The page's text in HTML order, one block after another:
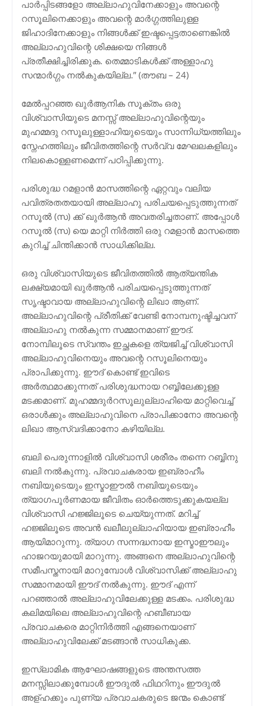
പാര്‍പ്പിടങ്ങളോ അല്ലാഹുവിനേക്കാളും അവന്റെ
റസൂലിനെക്കാളും അവന്റെ മാര്‍ഗ്ഗത്തിലുള്ള
ജിഹാദിനേക്കാളും നിങ്ങള്‍ക്ക് ഇഷ്ടപ്പെട്ടതാണെങ്കില്‍
അല്ലാഹുവിന്റെ ശിക്ഷയെ നിങ്ങള്‍
പ്രതീക്ഷിച്ചിരിക്കുക. തെമ്മാടികള്‍ക്ക് അള്ളാഹു
സന്മാര്‍ഗ്ഗം നല്‍കുകയില്ല.” (തൗബ – 24)
മേല്‍പ്പറഞ്ഞ ഖുര്‍ആനിക സൂക്തം ഒരു
വിശ്വാസിയുടെ മനസ്സ് അല്ലാഹുവിന്റെയും
മുഹമ്മദു റസൂലുള്ളാഹിയുടെയും സാന്നിധ്യത്തിലും
സ്നേഹത്തിലും ജീവിതത്തിന്റെ സര്‍വ്വ മേഘലകളിലും
നിലകൊള്ളണമെന്ന് പഠിപ്പിക്കുന്നു.
പരിശുദ്ധ റമളാന്‍ മാസത്തിന്റെ ഏറ്റവും വലിയ
പവിത്രതതയായി അല്ലാഹു പരിചയപ്പെടുത്തുന്നത്
റസൂല്‍ (സ) ക്ക് ഖുര്‍ആന്‍ അവതരിച്ചതാണ്‌. അപ്പോള്‍
റസൂല്‍ (സ) യെ മാറ്റി നിര്‍ത്തി ഒരു റമളാന്‍ മാസത്തെ
കുറിച്ച് ചിന്തിക്കാന്‍ സാധിക്കില്ല.
ഒരു വിശ്വാസിയുടെ ജീവിതത്തില്‍ ആത്യന്തിക
ലക്ഷ്യമായി ഖുര്‍ആന്‍ പരിചയപ്പെടുത്തുന്നത്
സൃഷ്ടാവായ അല്ലാഹുവിന്റെ ലിഖാ ആണ്.
അല്ലാഹുവിന്റെ പ്രീതിക്ക് വേണ്ടി നോമ്പനുഷ്ടിച്ചവന്
അല്ലാഹു നല്‍കുന്ന സമ്മാനമാണ് ഈദ്.
നോമ്പിലൂടെ സ്വന്തം ഇച്ഛകളെ ത്യജിച്ച് വിശ്വാസി
അല്ലാഹുവിനെയും അവന്റെ റസൂലിനെയും
പ്രാപിക്കുന്നു. ഈദ് കൊണ്ട് ഇവിടെ
അര്‍ത്ഥമാക്കുന്നത് പരിശുദ്ധനായ റബ്ബിലേക്കുള്ള
മടക്കമാണ്. മുഹമ്മദുര്‍റസൂലുല്ലാഹിയെ മാറ്റിവെച്ച്
ഒരാള്‍ക്കും അല്ലാഹുവിനെ പ്രാപിക്കാനോ അവന്റെ
ലിഖാ ആസ്വദിക്കാനോ കഴിയില്ല.
ബലി പെരുന്നാളില്‍ വിശ്വാസി ശരീരം തന്നെ റബ്ബിനു
ബലി നല്‍കുന്നു. പ്രവാചകരായ ഇബ്രാഹീം
നബിയുടെയും ഇസ്മാഈല്‍ നബിയുടെയും
ത്യാഗപൂര്‍ണമായ ജീവിതം ഓര്‍ത്തെടുക്കുകയല്ല
വിശ്വാസി ഹജ്ജിലൂടെ ചെയ്യുന്നത്. മറിച്ച്
ഹജ്ജിലൂടെ അവന്‍ ഖലീലുല്ലാഹിയായ ഇബ്രാഹീം
ആയിമാറുന്നു. ത്യാഗ സന്നദ്ധനായ ഇസ്മാഈലും
ഹാജറയുമായി മാറുന്നു. അങ്ങനെ അല്ലാഹുവിന്റെ
സമീപസ്തനായി മാറുമ്പോള്‍ വിശ്വാസിക്ക് അല്ലാഹു
സമ്മാനമായി ഈദ് നല്‍കുന്നു. ഈദ് എന്ന്
പറഞ്ഞാല്‍ അല്ലാഹുവിലേക്കുള്ള മടക്കം. പരിശുദ്ധ
കലിമയിലെ അല്ലാഹുവിന്റെ ഹബീബായ
പ്രവാചകരെ മാറ്റിനിര്‍ത്തി എങ്ങനെയാണ്
അല്ലാഹുവിലേക്ക് മടങ്ങാന്‍ സാധികുക്ക.
ഇസ്ലാമിക ആഘോഷങ്ങളുടെ അന്തസത്ത
മനസ്സിലാക്കുമ്പോള്‍ ഈദുല്‍ ഫിഥറിനും ഈദുല്‍
അള്ഹക്കും പുണ്യ പ്രവാചകരുടെ ജന്മം കൊണ്ട്